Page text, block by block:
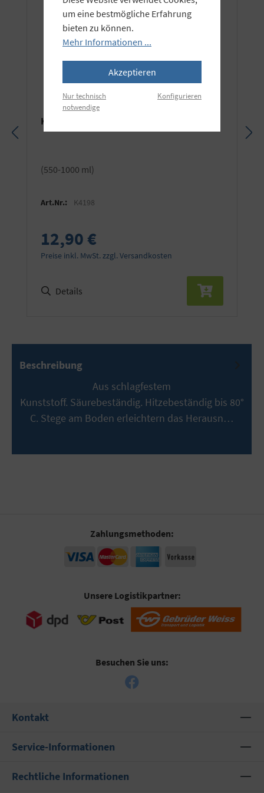
KAISER Faltflasche 1 l
(550-1000 ml)
Art.Nr.: K4198
12,90 €
Preise inkl. MwSt. zzgl. Versandkosten
Details
Beschreibung
Aus schlagfestem
Kunststoff. Säurebeständig. Hitzebeständig bis 80°
C. Stege am Boden erleichtern das Herausn…
Zahlungsmethoden:
Unsere Logistikpartner:
Besuchen Sie uns:
Kontakt
Service-Informationen
Rechtliche Informationen
um eine bestmögliche Erfahrung
bieten zu können.
Mehr Informationen ...
Akzeptieren
Nur technisch
notwendige
Konfigurieren